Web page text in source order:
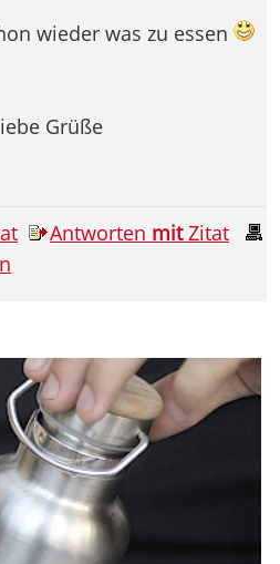
wieder was zu essen
Grüße
Antworten mitZitat